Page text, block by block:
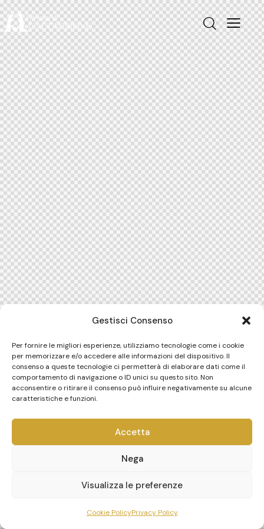
Gestisci Consenso
Per fornire le migliori esperienze, utilizziamo tecnologie come i cookie
per memorizzare e/o accedere alle informazioni del dispositivo. Il
consenso a queste tecnologie ci permetterà di elaborare dati come il
comportamento di navigazione o ID unici su questo sito. Non
acconsentire o ritirare il consenso può influire negativamente su alcune
caratteristiche e funzioni.
Accetta
Nega
Visualizza le preferenze
Cookie PolicyPrivacy Policy